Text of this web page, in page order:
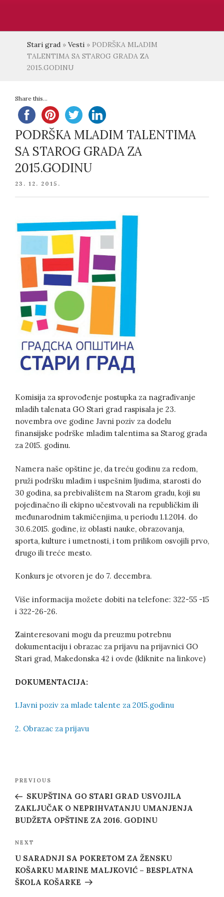
Stari grad » Vesti » PODRŠKA MLADIM
TALENTIMA SA STAROG GRADA ZA
2015.GODINU
Share this...
PODRŠKA MLADIM TALENTIMA
SA STAROG GRADA ZA
2015.GODINU
POSTED
23. 12. 2015.
Komisija za sprovođenje postupka za nagrađivanje
mladih talenata GO Stari grad raspisala je 23.
novembra ove godine Javni poziv za dodelu
finansijske podrške mladim talentima sa Starog grada
za 2015. godinu.
Namera naše opštine je, da treću godinu za redom,
pruži podršku mladim i uspešnim ljudima, starosti do
30 godina, sa prebivalištem na Starom gradu, koji su
pojedinačno ili ekipno učestvovali na republičkim ili
međunarodnim takmičenjima, u periodu 1.1.2014. do
30.6.2015. godine, iz oblasti nauke, obrazovanja,
sporta, kulture i umetnosti, i tom prilikom osvojili prvo,
drugo ili treće mesto.
Konkurs je otvoren je do 7. decembra.
Više informacija možete dobiti na telefone: 322-55 -15
i 322-26-26.
Zainteresovani mogu da preuzmu potrebnu
dokumentaciju i obrazac za prijavu na prijavnici GO
Stari grad, Makedonska 42 i ovde (kliknite na linkove)
DOKUMENTACIJA:
1.Javni poziv za mlade talente za 2015.godinu
2. Obrazac za prijavu
Post
navigation
Previous
Post
PREVIOUS
SKUPŠTINA GO STARI GRAD USVOJILA
ZAKLJUČAK O NEPRIHVATANJU UMANJENJA
BUDŽETA OPŠTINE ZA 2016. GODINU
Next
Post
NEXT
U SARADNJI SA POKRETOM ZA ŽENSKU
KOŠARKU MARINE MALJKOVIĆ – BESPLATNA
ŠKOLA KOŠARKE